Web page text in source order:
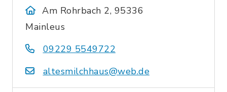
Am Rohrbach 2, 95336
Mainleus
09229 5549722
altesmilchhaus@web.de